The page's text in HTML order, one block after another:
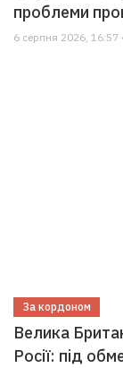
проблеми
6 серпня 2026, 16:57
За кордоном
Велика
Росії: під